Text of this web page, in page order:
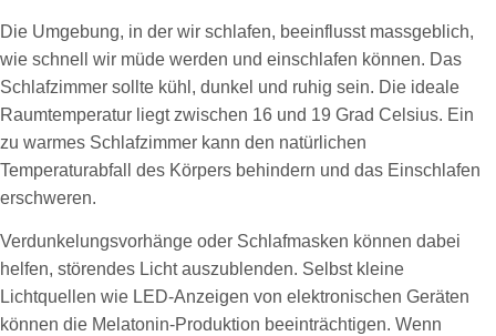
Die Umgebung, in der wir schlafen, beeinflusst massgeblich,
wie schnell wir müde werden und einschlafen können. Das
Schlafzimmer sollte kühl, dunkel und ruhig sein. Die ideale
Raumtemperatur liegt zwischen 16 und 19 Grad Celsius. Ein
zu warmes Schlafzimmer kann den natürlichen
Temperaturabfall des Körpers behindern und das Einschlafen
erschweren.
Verdunkelungsvorhänge oder Schlafmasken können dabei
helfen, störendes Licht auszublenden. Selbst kleine
Lichtquellen wie LED-Anzeigen von elektronischen Geräten
können die Melatonin-Produktion beeinträchtigen. Wenn